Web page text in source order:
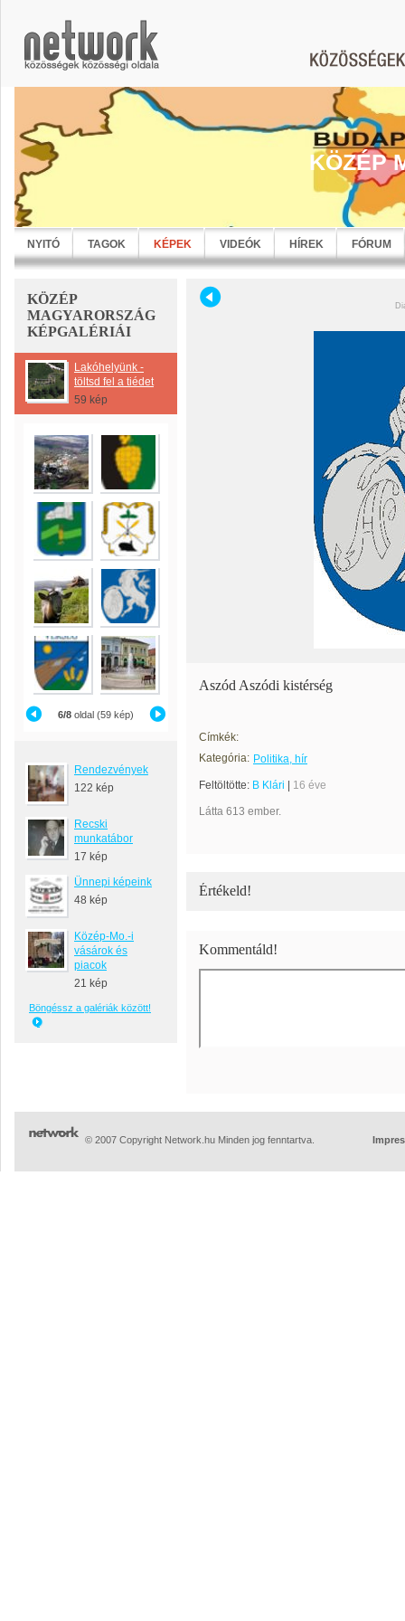
KÖZÉP
NYITÓ TAGOK KÉPEK VIDEÓK HÍREK FÓRUM
KÖZÉP
MAGYARORSZÁG
KÉPGALÉRIÁI
Lakóhelyünk -
töltsd fel a tiédet
59 kép
6/8 oldal (59 kép)
Rendezvények
122 kép
Recski
munkatábor
17 kép
Ünnepi képeink
48 kép
Közép-Mo.-i
vásárok és
piacok
21 kép
Böngéssz a galériák között!
Aszód Aszódi kistérség
Címkék:
Kategória: Politika, hír
Feltöltötte: B Klári 16 éve
Látta 613 ember.
Értékeld!
Kommentáld!
© 2007 Copyright Network.hu Minden jog fenntartva.